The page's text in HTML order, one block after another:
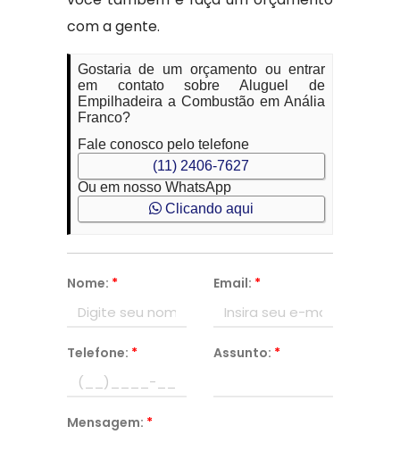
com a gente.
Gostaria de um orçamento ou entrar
em contato sobre Aluguel de
Empilhadeira a Combustão em Anália
Franco?
Fale conosco pelo telefone
(11) 2406-7627
Ou em nosso WhatsApp
Clicando aqui
Nome: * Email: *
Telefone: * Assunto: *
Mensagem: *